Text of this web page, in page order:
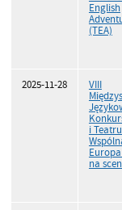
English
(TEA)
2025-11-28
VIII
i
na